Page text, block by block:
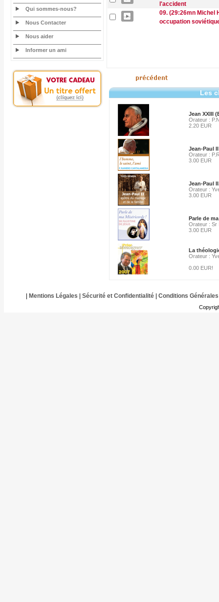
Qui sommes-nous?
Nous Contacter
Nous aider
Informer un ami
l'accident
09. (29:26mn Michel
occupation
Les
Jean XXIII
Orateur :
2.20 EUR
Jean-Paul
Orateur :
3.00 EUR
Jean-Paul
Orateur :
3.00 EUR
Parle de
Orateur : Sr
3.00 EUR
La
Orateur :
0.00 EUR!
Mentions Légales Sécurité et Confidentialité| Conditions Générales